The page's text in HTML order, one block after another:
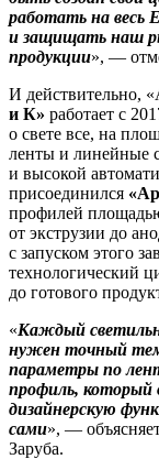
работать на весь
и защищать наш
продукции», —
И действительно,
и К» работает с
о свете все, на
ленты и линейные
и высокой
присоединился
профилей
от экструзии до
с запуском этого
технологический
до готового
«Каждый
нужен точный
параметры по
профиль,
дизайнерскую
сами», —
Заруба.